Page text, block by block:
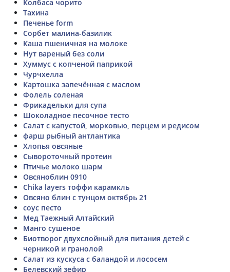
Колбаса чорито
Тахина
Печенье form
Сорбет малина-базилик
Каша пшеничная на молоке
Нут вареный без соли
Хуммус с копченой паприкой
Чурчхелла
Картошка запечённая с маслом
Фолель соленая
Фрикадельки для супа
Шоколадное песочное тесто
Салат с капустой, морковью, перцем и редисом
фарш рыбный антлантика
Хлопья овсяные
Сывороточный протеин
Птичье молоко шарм
Овсяноблин 0910
Chika layers тоффи карамкль
Овсяно блин с тунцом октябрь 21
соус песто
Мед Таежный Алтайский
Манго сушеное
Биотворог двухслойный для питания детей с
черникой и гранолой
Салат из кускуса с баландой и лососем
Белевский зефир